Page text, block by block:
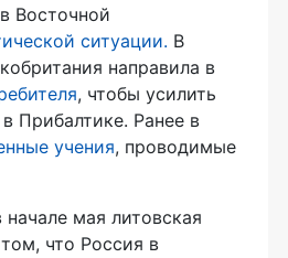
Восточной
ситуации. В
направила в
, чтобы усилить
Прибалтике. Ранее в
учения, проводимые
мая литовская
что Россия в